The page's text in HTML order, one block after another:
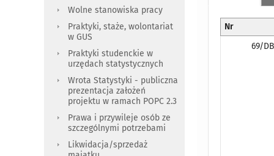
Nr
69/
Wolne stanowiska pracy
Praktyki, staże, wolontariat
w GUS
Praktyki studenckie w
urzędach statystycznych
Wrota Statystyki - publiczna
prezentacja założeń
projektu w ramach POPC 2.3
Prawa i przywileje osób ze
szczególnymi potrzebami
Likwidacja/sprzedaż